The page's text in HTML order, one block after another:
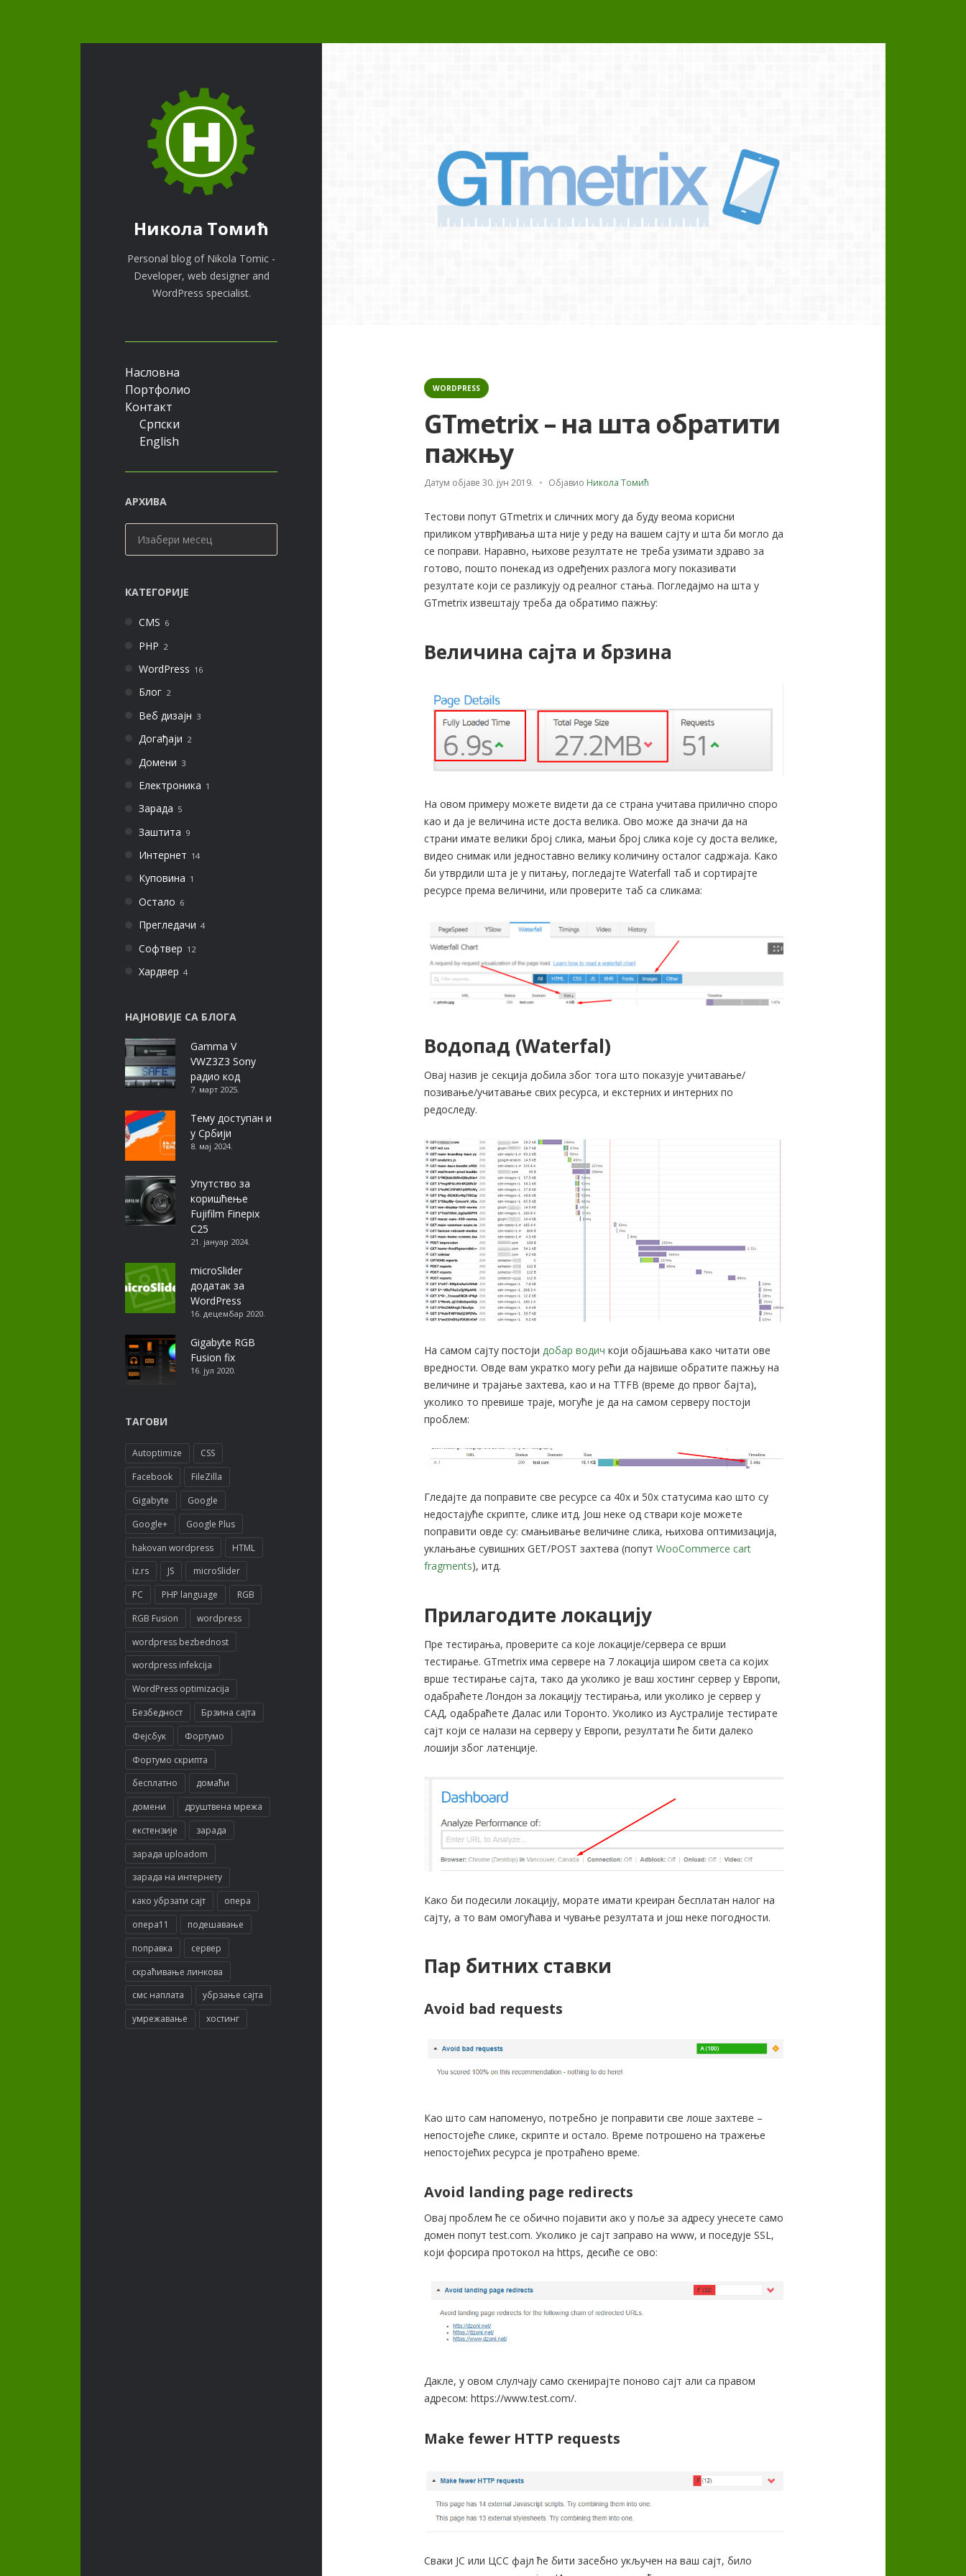
Никола Томић
Personal blog of Nikola Tomic -
Developer, web designer and
WordPress specialist.
Насловна
Портфолио
Контакт
Српски
English
АРХИВА
Архива
КАТЕГОРИЈЕ
CMS 6
PHP 2
WordPress 16
Блог 2
Веб дизајн 3
Догађаји 2
Домени 3
Електроника 1
Зарада 5
Заштита 9
Интернет 14
Куповина 1
Остало 6
Прегледачи 4
Софтвер 12
Хардвер 4
НАЈНОВИЈЕ СА БЛОГА
Gamma V
VWZ3Z3 Sony
радио код
7. март 2025.
Тему доступан и
у Србији
8. мај 2024.
Упутство за
коришћење
Fujifilm Finepix
C25
21. јануар 2024.
microSlider
додатак за
WordPress
16. децембар 2020.
Gigabyte RGB
Fusion fix
16. јул 2020.
ТАГОВИ
Autoptimize
CSS
Facebook
FileZilla
Gigabyte
Google
Google+
Google Plus
hakovan wordpress
HTML
iz.rs
JS
microSlider
PC
PHP language
RGB
RGB Fusion
wordpress
wordpress bezbednost
wordpress infekcija
WordPress optimizacija
Безбедност
Брзина сајта
Фејсбук
Фортумо
Фортумо скрипта
бесплатно
домаћи
домени
друштвена мрежа
екстензије
зарада
зарада uploadom
зарада на интернету
како убрзати сајт
опера
опера11
подешавање
поправка
сервер
скраћивање линкова
смс наплата
убрзање сајта
умрежавање
хостинг
Categories
WORDPRESS
GTmetrix – на шта обратити
пажњу
Датум објаве 30. јун 2019. Објавио Никола Томић
Тестови попут GTmetrix и сличних могу да буду веома корисни
приликом утврђивања шта није у реду на вашем сајту и шта би могло да
се поправи. Наравно, њихове резултате не треба узимати здраво за
готово, пошто понекад из одређених разлога могу показивати
резултате који се разликују од реалног стања. Погледајмо на шта у
GTmetrix извештају треба да обратимо пажњу:
Величина сајта и брзина
На овом примеру можете видети да се страна учитава прилично споро
као и да је величина исте доста велика. Ово може да значи да на
страни имате велики број слика, мањи број слика које су доста велике,
видео снимак или једноставно велику количину осталог садржаја. Како
би утврдили шта је у питању, погледајте Waterfall таб и сортирајте
ресурсе према величини, или проверите таб са сликама:
Водопад (Waterfal)
Овај назив је секција добила због тога што показује учитавање/
позивање/учитавање свих ресурса, и екстерних и интерних по
редоследу.
На самом сајту постоји добар водич који објашњава како читати ове
вредности. Овде вам укратко могу рећи да највише обратите пажњу на
величине и трајање захтева, као и на TTFB (време до првог бајта),
уколико то превише траје, могуће је да на самом серверу постоји
проблем:
Гледајте да поправите све ресурсе са 40х и 50х статусима као што су
недостајуће скрипте, слике итд. Још неке од ствари које можете
поправити овде су: смањивање величине слика, њихова оптимизација,
уклањање сувишних GET/POST захтева (попут WooCommerce cart
fragments), итд.
Прилагодите локацију
Пре тестирања, проверите са које локације/сервера се врши
тестирање. GTmetrix има сервере на 7 локација широм света са којих
врше тестирање сајта, тако да уколико је ваш хостинг сервер у Европи,
одабраћете Лондон за локацију тестирања, или уколико је сервер у
САД, одабраћете Далас или Торонто. Уколико из Аустралије тестирате
сајт који се налази на серверу у Европи, резултати ће бити далеко
лошији због латенције.
Како би подесили локацију, морате имати креиран бесплатан налог на
сајту, а то вам омогућава и чување резултата и још неке погодности.
Пар битних ставки
Avoid bad requests
Као што сам напоменуо, потребно је поправити све лоше захтеве –
непостојеће слике, скрипте и остало. Време потрошено на тражење
непостојећих ресурса је протраћено време.
Avoid landing page redirects
Овај проблем ће се обично појавити ако у поље за адресу унесете само
домен попут test.com. Уколико је сајт заправо на www, и поседује SSL,
који форсира протокол на https, десиће се ово:
Дакле, у овом слулчају само скенирајте поново сајт али са правом
адресом: https://www.test.com/.
Make fewer HTTP requests
Сваки ЈС или ЦСС фајл ће бити засебно укључен на ваш сајт, било